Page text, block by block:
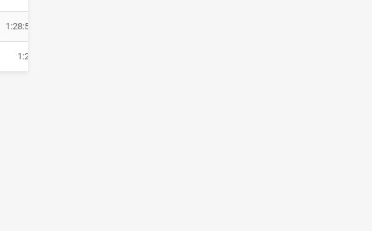
1:28:51.587
1:29.746